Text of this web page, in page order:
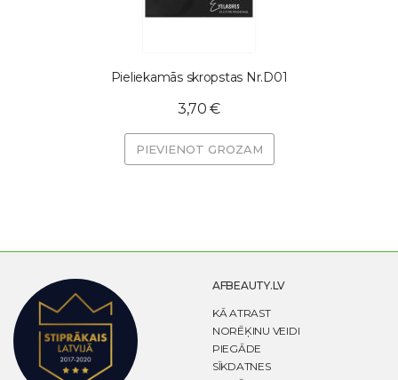
Pieliekamās skropstas Nr.D01
3,70 €
PIEVIENOT GROZAM
AFBEAUTY.LV
KĀ ATRAST
NORĒĶINU VEIDI
PIEGĀDE
SĪKDATNES